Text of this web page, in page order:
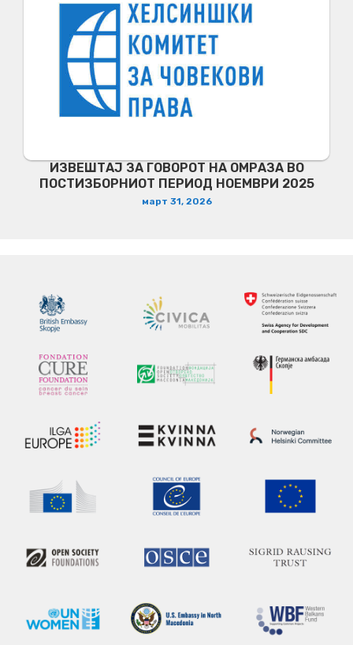
ИЗВЕШТАЈ ЗА ГОВОРОТ НА ОМРАЗА ВО
ПОСТИЗБОРНИОТ ПЕРИОД НОЕМВРИ 2025
март 31, 2026